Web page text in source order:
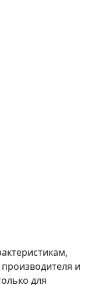
и
для